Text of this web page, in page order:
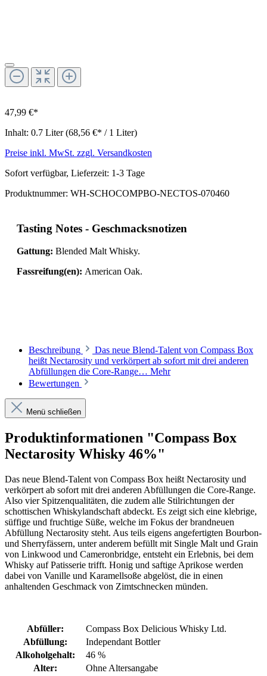
47,99 €*
Inhalt: 0.7 Liter(68,56 €* / 1 Liter)
Preise inkl. MwSt. zzgl. Versandkosten
Sofort verfügbar, Lieferzeit: 1-3 Tage
Produktnummer: WH-SCHOCOMPBO-NECTOS-070460
Tasting Notes - Geschmacksnotizen
Gattung: Blended Malt Whisky.
Fassreifung(en): American Oak.
Beschreibung
Das neue Blend-Talent von Compass Box
heißt Nectarosity und verkörpert ab sofort mit drei anderen
Abfüllungen die Core-Range… Mehr
Bewertungen
Menü schließen
Produktinformationen "Compass Box
Nectarosity Whisky 46%"
Das neue Blend-Talent von Compass Box heißt Nectarosity und
verkörpert ab sofort mit drei anderen Abfüllungen die Core-Range.
Also vier Spitzenqualitäten, die zudem alle Stilrichtungen der
schottischen Whiskylandschaft abdeckt. Es zeigt sich eine klebrige,
süffige und fruchtige Süße, welche im Fokus der brandneuen
Abfüllung Nectarosity steht. Aus teils eigens angefertigten Bourbon-
und Sherryfässern, unter anderem befüllt mit Single Malt und Grain
von Linkwood und Cameronbridge, entsteht ein Erlebnis, bei dem
Whisky auf Patisserie trifft. Honig und saftige Aprikose werden
dabei von Vanille und Karamellsoße abgelöst, die in einen
anhaltenden Geschmack von Zimtschnecken münden.
Abfüller:
Compass Box Delicious Whisky Ltd.
Abfüllung:
Independant Bottler
Alkoholgehalt:
46 %
Alter:
Ohne Altersangabe